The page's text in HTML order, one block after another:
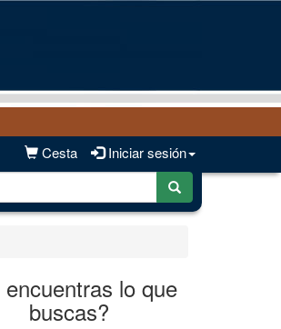
Cesta Iniciar sesión
encuentras lo que
buscas?